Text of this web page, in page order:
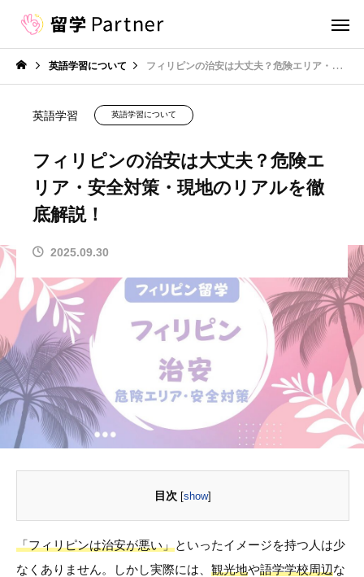
英語学習について フィリピンの治安は大丈夫？危険エリア・安全対策・現地のリアルを徹底解説！
英語学習 英語学習について
フィリピンの治安は大丈夫？危険エ
リア・安全対策・現地のリアルを徹
底解説！
2025.09.30
目次 [show]
「フィリピンは治安が悪い」といったイメージを持つ人は少
なくありません。しかし実際には、 観光地や語学学校周辺な